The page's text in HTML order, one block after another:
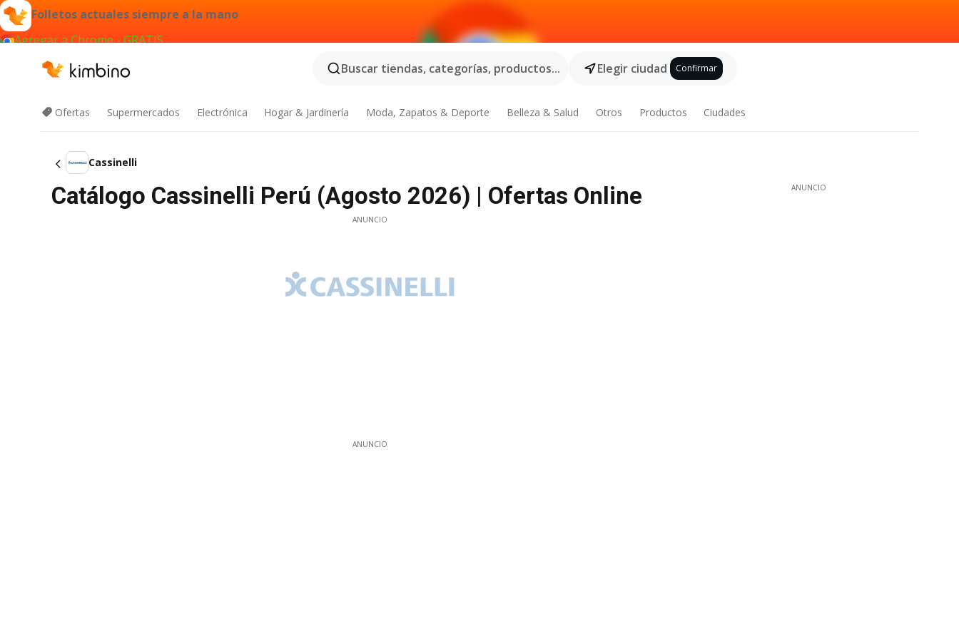
Folletos actuales siempre a la mano
Agregar a Chrome - GRATIS
Buscar tiendas, categorías, productos...
Elegir ciudad Confirmar
Ofertas Supermercados Electrónica Hogar & Jardinería Moda, Zapatos & Deporte Belleza & Salud Otros Productos Ciudades
Cassinelli
Catálogo Cassinelli Perú (Agosto 2026) | Ofertas Online
ANUNCIO
ANUNCIO
ANUNCIO